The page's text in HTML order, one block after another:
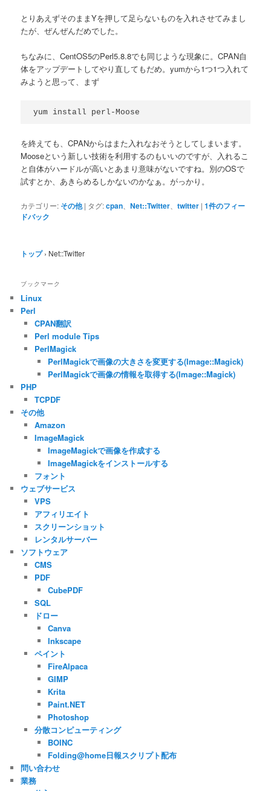
とりあえずそのままYを押して足らないものを入れさせてみまし
たが、ぜんぜんだめでした。
ちなみに、CentOS5のPerl5.8.8でも同じような現象に。CPAN自
体をアップデートしてやり直してもだめ。yumから1つ1つ入れて
みようと思って、まず
yum install perl-Moose
を終えても、CPANからはまた入れなおそうとしてしまいます。
Mooseという新しい技術を利用するのもいいのですが、入れるこ
と自体がハードルが高いとあまり意味がないですね。別のOSで
試すとか、あきらめるしかないのかなぁ。がっかり。
カテゴリー: その他 | タグ:cpan 、Net::Twitter 、twitter |1件のフィー
ドバック
トップ › Net::Twitter
ブックマーク
Linux
Perl
CPAN翻訳
Perl module Tips
PerlMagick
PerlMagickで画像の大きさを変更する(Image::Magick)
PerlMagickで画像の情報を取得する(Image::Magick)
PHP
TCPDF
その他
Amazon
ImageMagick
ImageMagickで画像を作成する
ImageMagickをインストールする
フォント
ウェブサービス
VPS
アフィリエイト
スクリーンショット
レンタルサーバー
ソフトウェア
CMS
PDF
CubePDF
SQL
ドロー
Canva
Inkscape
ペイント
FireAlpaca
GIMP
Krita
Paint.NET
Photoshop
分散コンピューティング
BOINC
Folding@home日報スクリプト配布
問い合わせ
業務